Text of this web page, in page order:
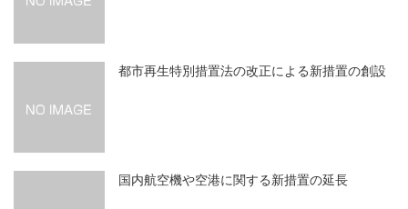
都市再生特別措置法の改正による新措置の創設
国内航空機や空港に関する新措置の延長